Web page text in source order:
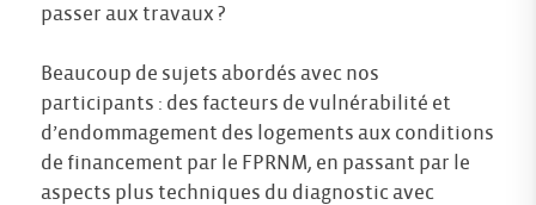
passer aux travaux ?
Beaucoup de sujets abordés avec nos
participants : des facteurs de vulnérabilité et
d’endommagement des logements aux conditions
de financement par le FPRNM, en passant par le
aspects plus techniques du diagnostic avec